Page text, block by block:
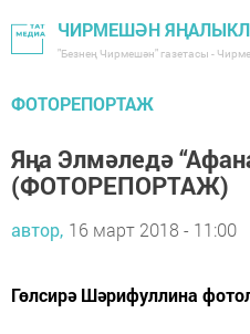
ЧИРМЕШӘН
"Безнең Чирмешән" газетасы -
ФОТОРЕПОРТАЖ
Яңа Элмәледә
(ФОТОРЕПОРТАЖ)
автор, 16 март 2018 - 11:00
Гөлсирә Шәрифуллина